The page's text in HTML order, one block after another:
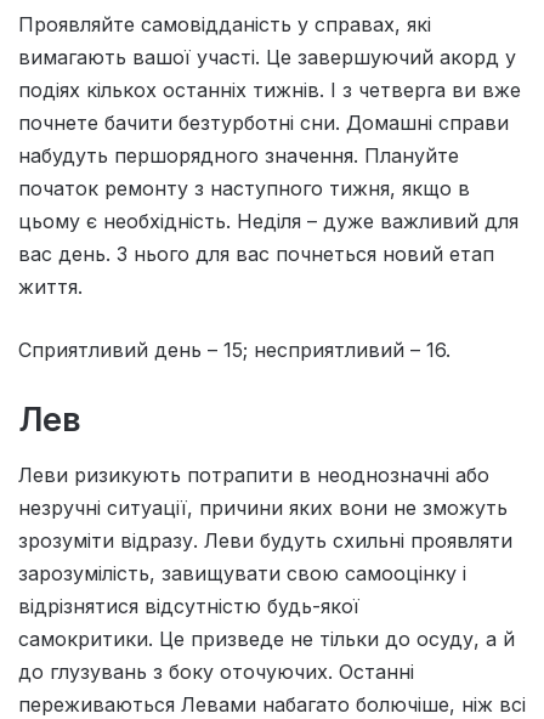
Проявляйте самовiдданiсть у справах, якi
вимагають вашої участi. Це завершуючий акорд у
подiях кiлькох останнiх тижнiв. I з четверга ви вже
почнете бачити безтурботнi сни. Домашнi справи
набудуть першорядного значення. Плануйте
початок ремонту з наступного тижня, якщо в
цьому є необхiднiсть. Недiля – дуже важливий для
вас день. З нього для вас почнеться новий етап
життя.
Сприятливий день – 15; несприятливий – 16.
Лев
Леви ризикують потрапити в неоднозначні або
незручні ситуації, причини яких вони не зможуть
зрозуміти відразу. Леви будуть схильні проявляти
зарозумілість, завищувати свою самооцінку і
відрізнятися відсутністю будь-якої
самокритики. Це призведе не тільки до осуду, а й
до глузувань з боку оточуючих. Останні
переживаються Левами набагато болючіше, ніж всі